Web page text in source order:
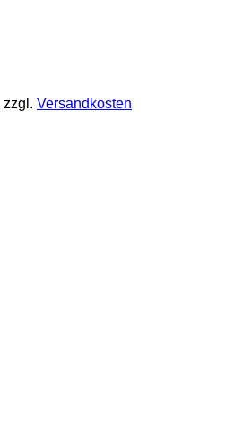
zzgl. Versandkosten